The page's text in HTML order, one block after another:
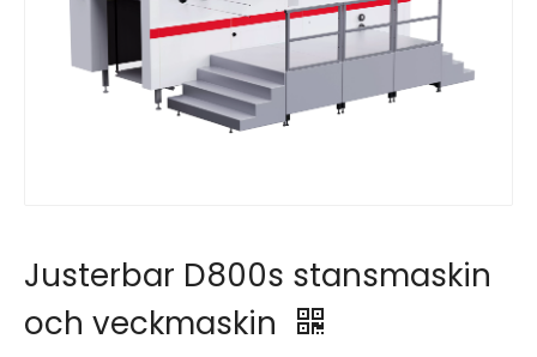
Justerbar D800s stansmaskin
och veckmaskin